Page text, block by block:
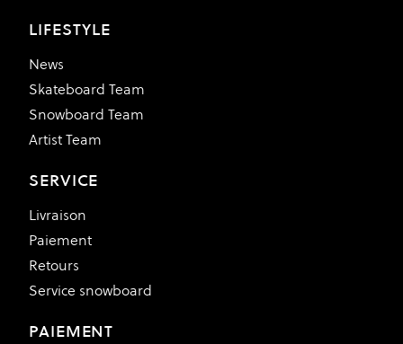
LIFESTYLE
News
Skateboard Team
Snowboard Team
Artist Team
SERVICE
Livraison
Paiement
Retours
Service snowboard
PAIEMENT